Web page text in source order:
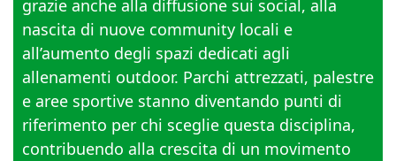
grazie anche alla diffusione sui social, alla
nascita di nuove community locali e
all’aumento degli spazi dedicati agli
allenamenti outdoor. Parchi attrezzati, palestre
e aree sportive stanno diventando punti di
riferimento per chi sceglie questa disciplina,
contribuendo alla crescita di un movimento